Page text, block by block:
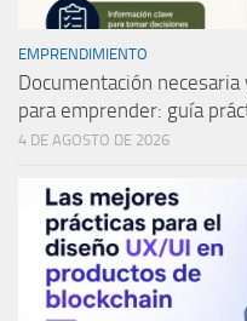
EMPRENDIMIENTO
Documentación
para emprender: guía
4 DE AGOSTO DE 2026